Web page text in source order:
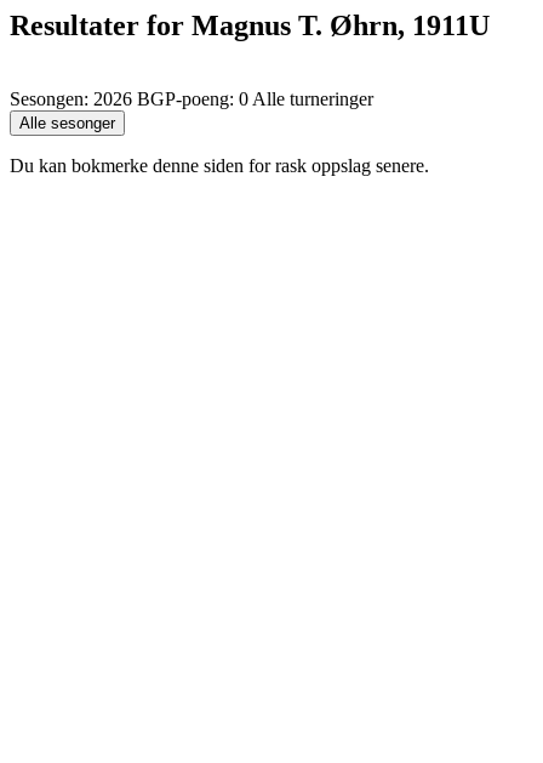
Resultater for Magnus T. Øhrn, 1911U
Sesongen: 2026 BGP-poeng: 0 Alle turneringer
Du kan bokmerke denne siden for rask oppslag senere.